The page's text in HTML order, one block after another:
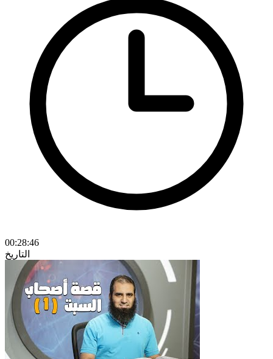
00:28:46
التاريخ